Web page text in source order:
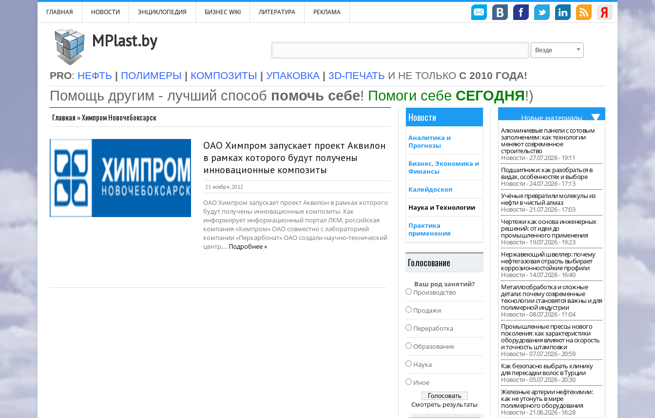
ГЛАВНАЯ НОВОСТИ ЭНЦИКЛОПЕДИЯ БИЗНЕС WIKI ЛИТЕРАТУРА РЕКЛАМА
MPlast.by Везде
PRO: НЕФТЬ | ПОЛИМЕРЫ | КОМПОЗИТЫ | УПАКОВКА | 3D-ПЕЧАТЬ И НЕ ТОЛЬКО С 2010 ГОДА!
Помощь другим - лучший способ помочь себе! Помоги себе СЕГОДНЯ!)
Главная »Химпром Новочебоксарск
ОАО Химпром запускает проект Аквилон
в рамках которого будут получены
инновационные композиты
21 ноября, 2012
ОАО Химпром запускает проект Аквилон в рамках которого
будут получены инновационные композиты. Как
информирует информационный портал ЛКМ, российская
компания «Химпром» ОАО совместно с лабораторией
компании «Перкарбонат» ОАО создали научно-технический
центр,... Подробнее »
Новости
Аналитика и
Прогнозы
Бизнес, Экономика и
Финансы
Калейдоскоп
Наука и Технологии
Практика
применения
Голосование
Ваш род занятий?
Производство
Продажи
Переработка
Образование
Наука
Иное
Смотреть результаты
Новые материалы
Алюминиевые панели с сотовым
заполнением: как технологии
меняют современное
строительство
Новости - 27.07.2026 - 19:11
Подшипники: как разобраться в
видах, особенностях и выборе
Новости - 24.07.2026 - 17:13
Учёные превратили молекулы из
нефти в чистый алмаз
Новости - 21.07.2026 - 17:03
Чертежи как основа инженерных
решений: от идеи до
промышленного применения
Новости - 19.07.2026 - 19:23
Нержавеющий швеллер: почему
нефтегазовая отрасль выбирает
коррозионностойкие профили
Новости - 14.07.2026 - 16:40
Металлообработка и сложные
детали: почему современные
технологии становятся важны и для
полимерной индустрии
Новости - 08.07.2026 - 11:04
Промышленные прессы нового
поколения: как характеристики
оборудования влияют на скорость
и точность штамповки
Новости - 07.07.2026 - 20:59
Как безопасно выбрать клинику
для пересадки волос в Турции
Новости - 05.07.2026 - 20:30
Железные артерии нефтехимии:
как не утонуть в мире
полимерного оборудования
Новости - 21.06.2026 - 16:28